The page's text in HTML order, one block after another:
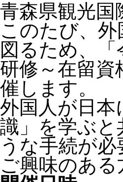
青森県観光国
このたび、
図るため、
研修～在留資
催します。
外国人が日本
識」を学ぶ
うな手続が
ご興味のあ